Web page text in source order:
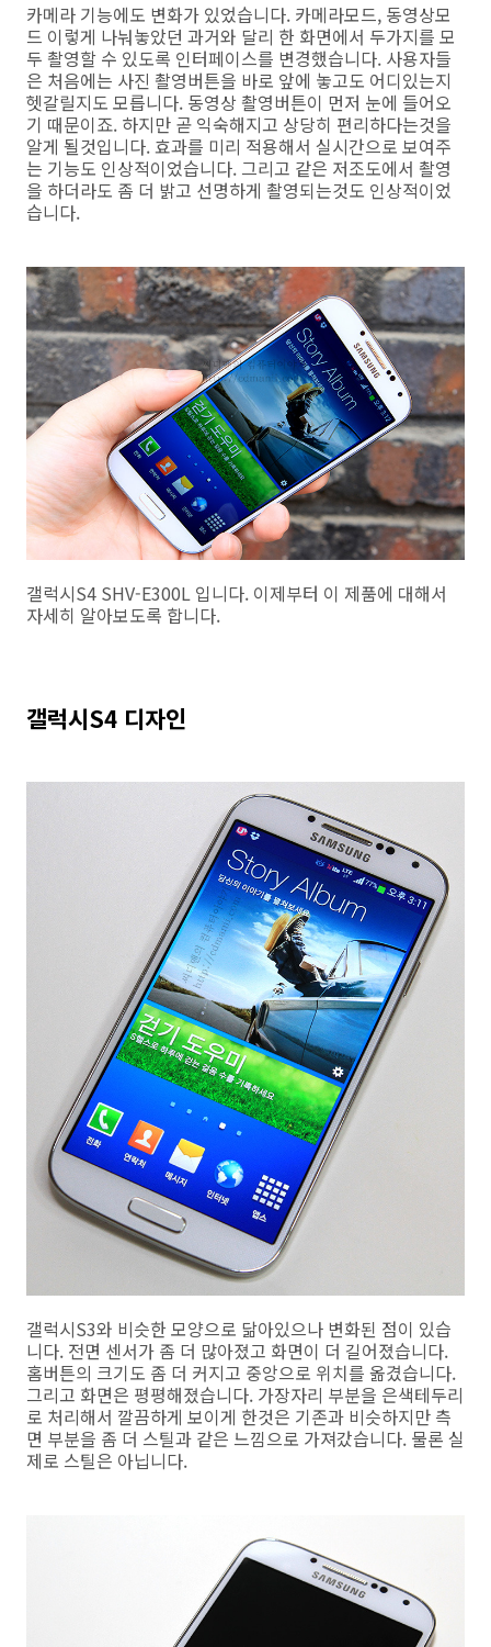
카메라 기능에도 변화가 있었습니다. 카메라모드, 동영상모
드 이렇게 나눠놓았던 과거와 달리 한 화면에서 두가지를 모
두 촬영할 수 있도록 인터페이스를 변경했습니다. 사용자들
은 처음에는 사진 촬영버튼을 바로 앞에 놓고도 어디있는지
헷갈릴지도 모릅니다. 동영상 촬영버튼이 먼저 눈에 들어오
기 때문이죠. 하지만 곧 익숙해지고 상당히 편리하다는것을
알게 될것입니다. 효과를 미리 적용해서 실시간으로 보여주
는 기능도 인상적이었습니다. 그리고 같은 저조도에서 촬영
을 하더라도 좀 더 밝고 선명하게 촬영되는것도 인상적이었
습니다.
갤럭시S4 SHV-E300L 입니다. 이제부터 이 제품에 대해서
자세히 알아보도록 합니다.
갤럭시S4 디자인
갤럭시S3와 비슷한 모양으로 닮아있으나 변화된 점이 있습
니다. 전면 센서가 좀 더 많아졌고 화면이 더 길어졌습니다.
홈버튼의 크기도 좀 더 커지고 중앙으로 위치를 옮겼습니다.
그리고 화면은 평평해졌습니다. 가장자리 부분을 은색테두리
로 처리해서 깔끔하게 보이게 한것은 기존과 비슷하지만 측
면 부분을 좀 더 스틸과 같은 느낌으로 가져갔습니다. 물론 실
제로 스틸은 아닙니다.